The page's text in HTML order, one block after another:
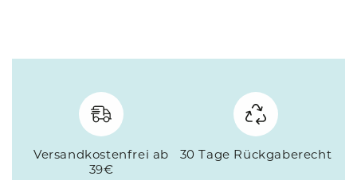
Versandkostenfrei ab
39€
30 Tage Rückgaberecht